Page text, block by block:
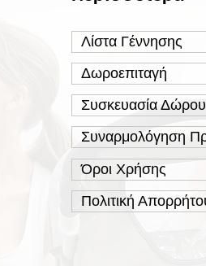
Λίστα Γέννησης
Δωροεπιταγή
Συσκευασία Δώρου
Συναρμολόγηση
Όροι Χρήσης
Πολιτική